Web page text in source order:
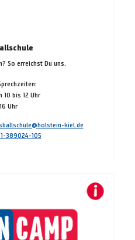
So erreichst Du uns.
10 bis 12 Uhr
Uhr
kiel.de
389024-105